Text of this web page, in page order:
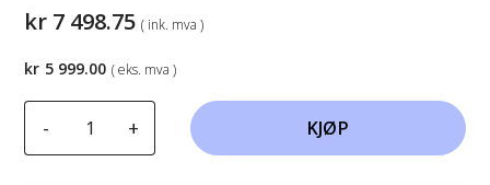
kr 7 498.75 ( ink. mva )
-
foldestativ
+ KJØP
kr 5 999.00 ( eks. mva )